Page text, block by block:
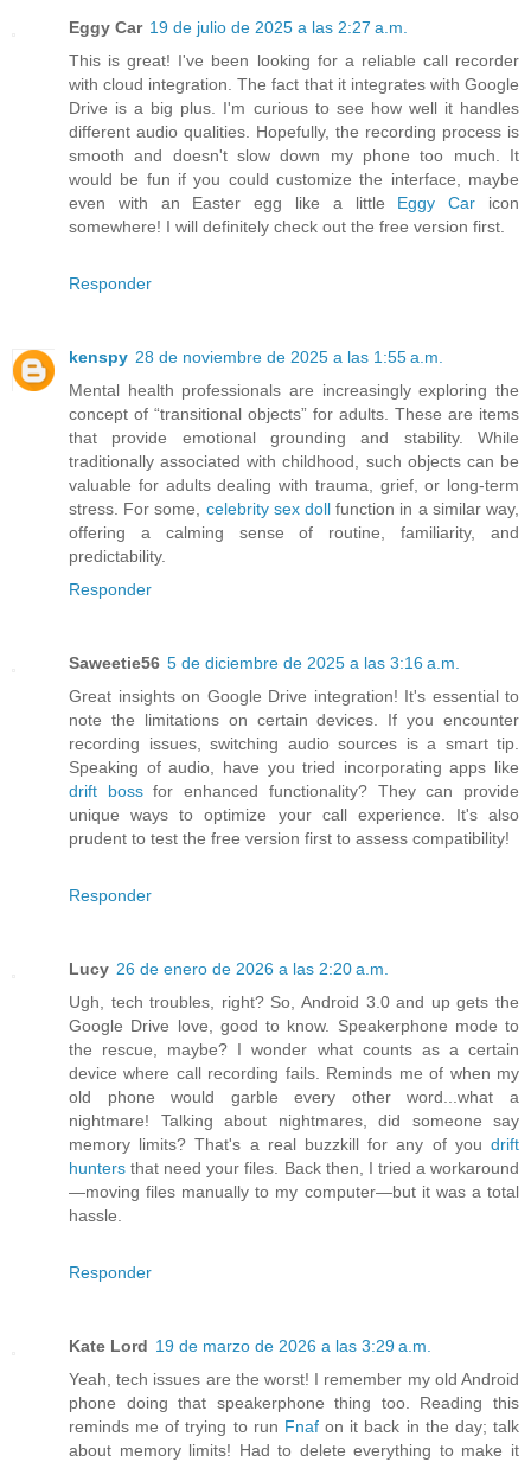
Eggy Car 19 de julio de 2025 a las 2:27 a.m.
This is great! I've been looking for a reliable call recorder
with cloud integration. The fact that it integrates with Google
Drive is a big plus. I'm curious to see how well it handles
different audio qualities. Hopefully, the recording process is
smooth and doesn't slow down my phone too much. It
would be fun if you could customize the interface, maybe
even with an Easter egg like a little Eggy Car icon
somewhere! I will definitely check out the free version first.
Responder
kenspy 28 de noviembre de 2025 a las 1:55 a.m.
Mental health professionals are increasingly exploring the
concept of “transitional objects” for adults. These are items
that provide emotional grounding and stability. While
traditionally associated with childhood, such objects can be
valuable for adults dealing with trauma, grief, or long-term
stress. For some, celebrity sex doll function in a similar way,
offering a calming sense of routine, familiarity, and
predictability.
Responder
Saweetie56 5 de diciembre de 2025 a las 3:16 a.m.
Great insights on Google Drive integration! It's essential to
note the limitations on certain devices. If you encounter
recording issues, switching audio sources is a smart tip.
Speaking of audio, have you tried incorporating apps like
drift bossfor enhanced functionality? They can provide
unique ways to optimize your call experience. It's also
prudent to test the free version first to assess compatibility!
Responder
Lucy 26 de enero de 2026 a las 2:20 a.m.
Ugh, tech troubles, right? So, Android 3.0 and up gets the
Google Drive love, good to know. Speakerphone mode to
the rescue, maybe? I wonder what counts as a certain
device where call recording fails. Reminds me of when my
old phone would garble every other word...what a
nightmare! Talking about nightmares, did someone say
memory limits? That's a real buzzkill for any of you drift
hunters that need your files. Back then, I tried a workaround
—moving files manually to my computer—but it was a total
hassle.
Responder
Kate Lord 19 de marzo de 2026 a las 3:29 a.m.
Yeah, tech issues are the worst! I remember my old Android
phone doing that speakerphone thing too. Reading this
reminds me of trying to run Fnafon it back in the day; talk
about memory limits! Had to delete everything to make it